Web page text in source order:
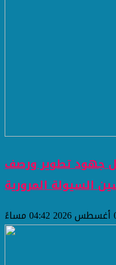
جهود تطوير ورصف
السيولة المرورية